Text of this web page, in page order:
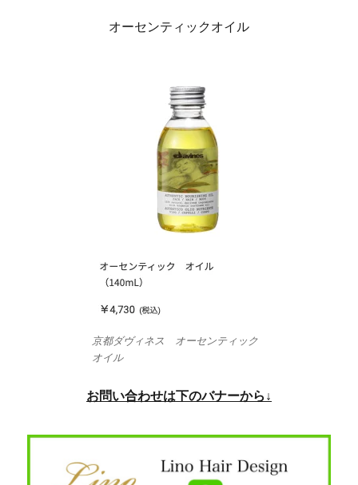
オーセンティックオイル
京都ダヴィネス オーセンティック
オイル
お問い合わせは下のバナーから↓